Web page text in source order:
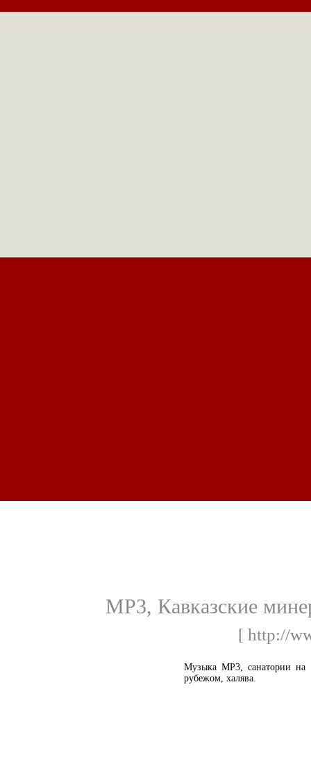
MP3, Кавказские
[ http://
Музыка MP3, санатории на
рубежом, халява.